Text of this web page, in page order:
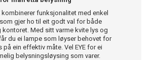
kombinerer funksjonalitet med enkel
gjer ho til eit godt val for både
Med sitt varme kvite lys og
du ei lampe som løyser behovet for
ein effektiv måte. Vel EYE for ei
belysningsløysing som varer.